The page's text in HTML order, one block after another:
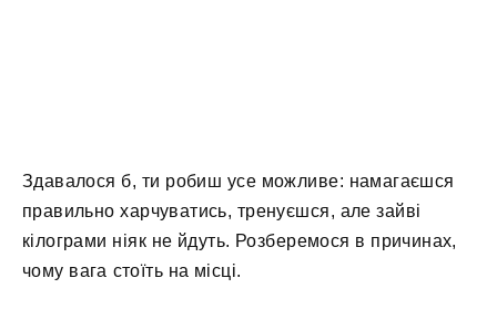
Здавалося б, ти робиш усе можливе: намагаєшся
правильно харчуватись, тренуєшся, але зайві
кілограми ніяк не йдуть. Розберемося в причинах,
чому вага стоїть на місці.